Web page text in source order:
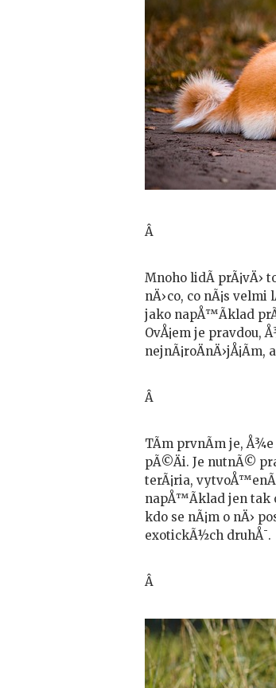
Â
Mnoho lidÃ­ prÃ¡vÄ›
nÄ›co, co nÃ¡s
jako napÅ™Ã­klad
OvÅ¡em je pravdou,
nejnÃ¡roÄnÄ›jÅ¡Ã­m,
Â
TÃ­m prvnÃ­m je,
pÃ©Äi. Je nutnÃ©
terÃ¡ria,
napÅ™Ã­klad jen tak
kdo se nÃ¡m o nÄ›
exotickÃ½ch druhÅ¯.
Â